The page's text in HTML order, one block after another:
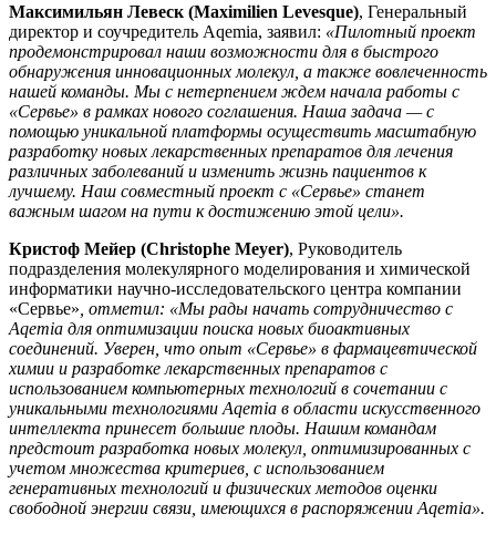
Максимильян Левеск (Maximilien Levesque), Генеральный
директор и соучредитель Aqemia, заявил: «Пилотный проект
продемонстрировал наши возможности для в быстрого
обнаружения инновационных молекул, а также вовлеченность
нашей команды. Мы с нетерпением ждем начала работы с
«Сервье» в рамках нового соглашения. Наша задача — с
помощью уникальной платформы осуществить масштабную
разработку новых лекарственных препаратов для лечения
различных заболеваний и изменить жизнь пациентов к
лучшему. Наш совместный проект с «Сервье» станет
важным шагом на пути к достижению этой цели».
Кристоф Мейер (Christophe Meyer), Руководитель
подразделения молекулярного моделирования и химической
информатики научно-исследовательского центра компании
«Сервье» , отметил: «Мы рады начать сотрудничество с
Aqemia для оптимизации поиска новых биоактивных
соединений. Уверен, что опыт «Сервье» в фармацевтической
химии и разработке лекарственных препаратов с
использованием компьютерных технологий в сочетании с
уникальными технологиями Aqemia в области искусственного
интеллекта принесет большие плоды. Нашим командам
предстоит разработка новых молекул, оптимизированных с
учетом множества критериев, с использованием
генеративных технологий и физических методов оценки
свободной энергии связи, имеющихся в распоряжении Aqemia».